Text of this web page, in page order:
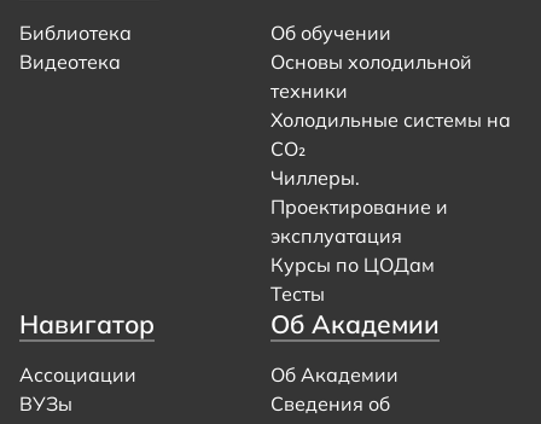
Библиотека
Видеотека
Об обучении
Основы холодильной
техники
Холодильные системы на
CO₂
Чиллеры.
Проектирование и
эксплуатация
Курсы по ЦОДам
Тесты
Навигатор
Ассоциации
ВУЗы
Об Академии
Об Академии
Сведения об